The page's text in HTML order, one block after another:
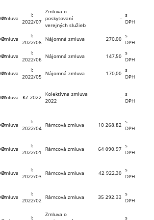
Zmluva
I:
2022/07
Zmluva o
poskytovaní
verejných služieb
- s
DPH
Zmluva
I:
2022/08 Nájomná zmluva 270,00 s
DPH
Zmluva
I:
2022/06 Nájomná zmluva 147,50 s
DPH
Zmluva
I:
2022/05
Nájomná zmluva 170,00 s
DPH
Zmluva KZ 2022 Kolektívna zmluva
2022
- s
DPH
Zmluva
I:
2022/04 Rámcová zmluva 10 268.82 s
DPH
Zmluva
I:
2022/01
Rámcová zmluva 64 090.97 s
DPH
Zmluva
I:
2022/03
Rámcová zmluva 42 922,30 s
DPH
Zmluva
I:
2022/02 Rámcová zmluva 35 292.33 s
DPH
I:
Zmluva o
s